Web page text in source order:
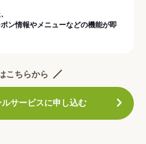
ン情報やメニューなどの機能が即
こちらから
サービスに申し込む